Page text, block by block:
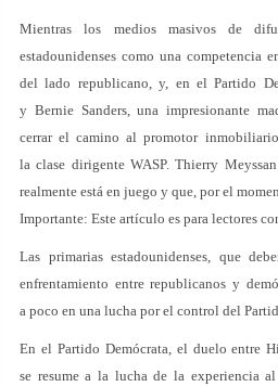
Mientras los medios masivos de
estadounidenses como una competencia
del lado republicano, y, en el Partido
y Bernie Sanders, una impresionante
cerrar el camino al promotor
la clase dirigente WASP. Thierry
realmente está en juego y que, por el
Importante: Este artículo es para lectores
Las primarias estadounidenses, que
enfrentamiento entre republicanos y
a poco en una lucha por el control del
En el Partido Demócrata, el duelo entre
se resume a la lucha de la experiencia